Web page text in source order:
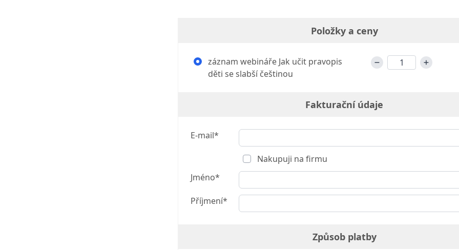
Položky a ceny
záznam webináře Jak učit pravopis
děti se slabší češtinou
Fakturační údaje
E-mail*
Nakupuji na firmu
Jméno*
Příjmení*
Způsob platby